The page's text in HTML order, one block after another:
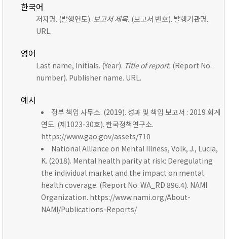
한국어
저자명. (발행연도). 보고서 제목. (보고서 번호). 발행기관명.
URL.
영어
Last name, Initials. (Year). Title of report. (Report No.
number). Publisher name. URL.
예시
정부 책임 사무소. (2019). 성과 및 책임 보고서 : 2019 회계
연도. (제1023-30호). 한국정책연구소.
https://www.gao.gov/assets/710
National Alliance on Mental Illness, Volk, J., Lucia,
K. (2018). Mental health parity at risk: Deregulating
the individual market and the impact on mental
health coverage. (Report No. WA_RD 896.4). NAMI
Organization. https://www.nami.org/About-
NAMI/Publications-Reports/